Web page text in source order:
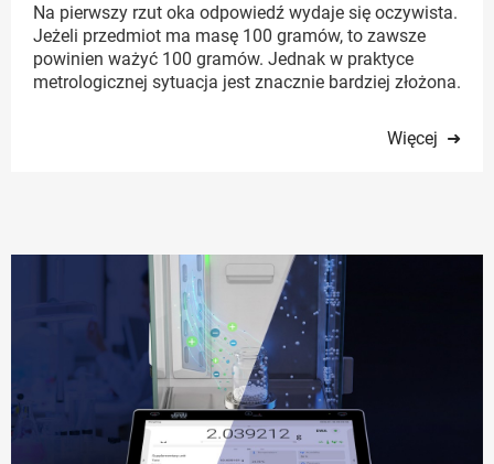
Na pierwszy rzut oka odpowiedź wydaje się oczywista.
Jeżeli przedmiot ma masę 100 gramów, to zawsze
powinien ważyć 100 gramów. Jednak w praktyce
metrologicznej sytuacja jest znacznie bardziej złożona.
Więcej ➜